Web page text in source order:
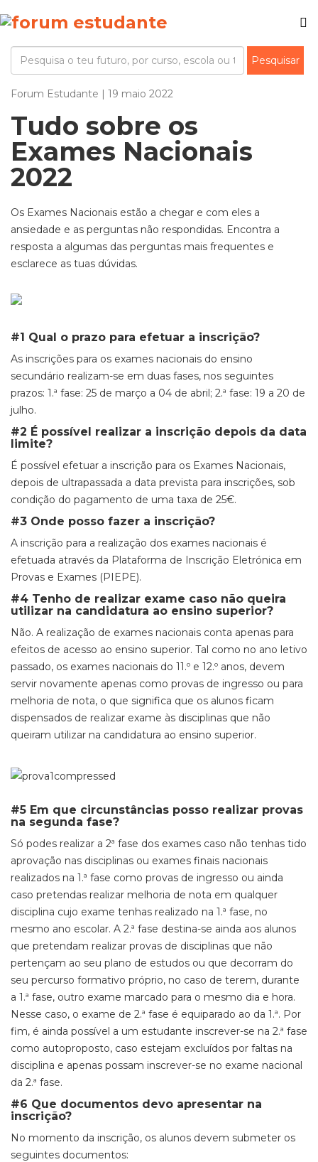
Forum Estudante | 19 maio 2022
Tudo sobre os
Exames Nacionais
2022
Os Exames Nacionais estão a chegar e com eles a
ansiedade e as perguntas não respondidas. Encontra a
resposta a algumas das perguntas mais frequentes e
esclarece as tuas dúvidas.
#1 Qual o prazo para efetuar a inscrição?
As inscrições para os exames nacionais do ensino
secundário realizam-se em duas fases, nos seguintes
prazos: 1.ª fase: 25 de março a 04 de abril; 2.ª fase: 19 a 20 de
julho.
#2 É possível realizar a inscrição depois da data
limite?
É possível efetuar a inscrição para os Exames Nacionais,
depois de ultrapassada a data prevista para inscrições, sob
condição do pagamento de uma taxa de 25€.
#3 Onde posso fazer a inscrição?
A inscrição para a realização dos exames nacionais é
efetuada através da Plataforma de Inscrição Eletrónica em
Provas e Exames (PIEPE).
#4 Tenho de realizar exame caso não queira
utilizar na candidatura ao ensino superior?
Não. A realização de exames nacionais conta apenas para
efeitos de acesso ao ensino superior. Tal como no ano letivo
passado, os exames nacionais do 11.º e 12.º anos, devem
servir novamente apenas como provas de ingresso ou para
melhoria de nota, o que significa que os alunos ficam
dispensados de realizar exame às disciplinas que não
queiram utilizar na candidatura ao ensino superior.
#5 Em que circunstâncias posso realizar provas
na segunda fase?
Só podes realizar a 2ª fase dos exames caso não tenhas tido
aprovação nas disciplinas ou exames finais nacionais
realizados na 1.ª fase como provas de ingresso ou ainda
caso pretendas realizar melhoria de nota em qualquer
disciplina cujo exame tenhas realizado na 1.ª fase, no
mesmo ano escolar. A 2.ª fase destina-se ainda aos alunos
que pretendam realizar provas de disciplinas que não
pertençam ao seu plano de estudos ou que decorram do
seu percurso formativo próprio, no caso de terem, durante
a 1.ª fase, outro exame marcado para o mesmo dia e hora.
Nesse caso, o exame de 2.ª fase é equiparado ao da 1.ª. Por
fim, é ainda possível a um estudante inscrever-se na 2.ª fase
como autoproposto, caso estejam excluídos por faltas na
disciplina e apenas possam inscrever-se no exame nacional
da 2.ª fase.
#6 Que documentos devo apresentar na
inscrição?
No momento da inscrição, os alunos devem submeter os
seguintes documentos: